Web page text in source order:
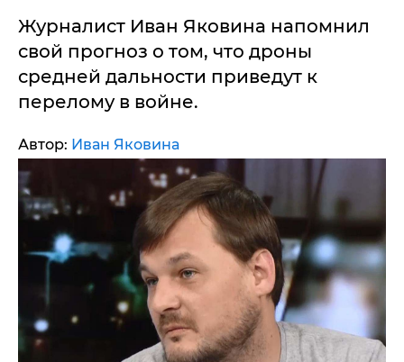
Журналист Иван Яковина напомнил
свой прогноз о том, что дроны
средней дальности приведут к
перелому в войне.
Автор: Иван Яковина